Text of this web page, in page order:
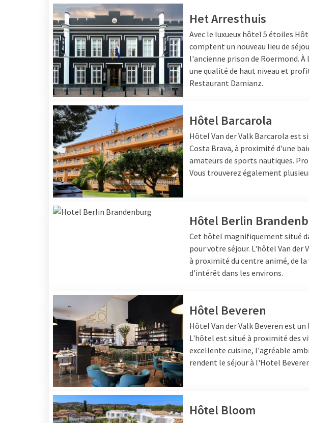
Het Arresthuis
Avec le luxueux hôtel 5 étoiles
comptent un nouveau lieu de
l'ancienne prison de Roermond.
une qualité de haut niveau et
Restaurant Damianz.
Hôtel Barcarola
Hôtel Van der Valk Barcarola est
Costa Brava, à proximité d'une
amateurs de sports nautiques.
Vous trouverez également
Hôtel Berlin
Cet hôtel magnifiquement situé
pour votre séjour. L'hôtel Van der
à proximité du centre animé, de
d'intérêt dans les environs.
Hôtel Beveren
Hôtel Van der Valk Beveren est
L'hôtel est situé à proximité des
excellente cuisine, l'agréable
rendent le séjour à l'Hotel
Hôtel Bloom